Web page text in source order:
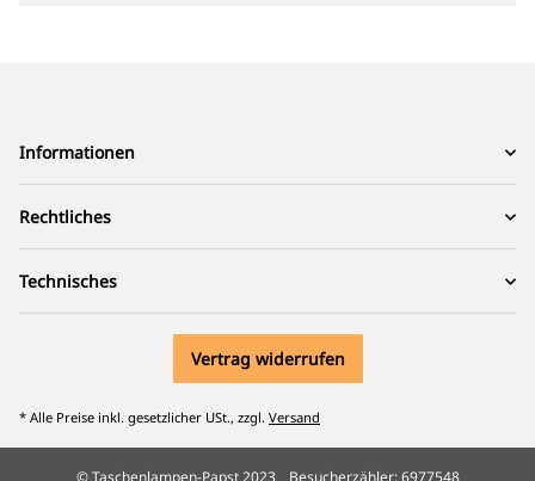
Informationen
Rechtliches
Technisches
Vertrag widerrufen
* Alle Preise inkl. gesetzlicher USt., zzgl. Versand